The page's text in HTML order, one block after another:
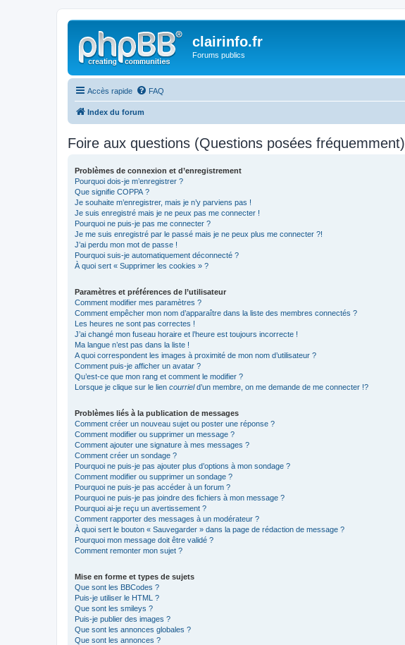
clairinfo.fr
Forums publics
Accès rapide FAQ
Index du forum
Foire aux questions (Questions posées fréquemment)
Problèmes de connexion et d’enregistrement
Pourquoi dois-je m’enregistrer ?
Que signifie COPPA ?
Je souhaite m’enregistrer, mais je n’y parviens pas !
Je suis enregistré mais je ne peux pas me connecter !
Pourquoi ne puis-je pas me connecter ?
Je me suis enregistré par le passé mais je ne peux plus me connecter ?!
J’ai perdu mon mot de passe !
Pourquoi suis-je automatiquement déconnecté ?
À quoi sert « Supprimer les cookies » ?
Paramètres et préférences de l’utilisateur
Comment modifier mes paramètres ?
Comment empêcher mon nom d’apparaître dans la liste des membres connectés ?
Les heures ne sont pas correctes !
J’ai changé mon fuseau horaire et l’heure est toujours incorrecte !
Ma langue n’est pas dans la liste !
A quoi correspondent les images à proximité de mon nom d’utilisateur ?
Comment puis-je afficher un avatar ?
Qu’est-ce que mon rang et comment le modifier ?
Lorsque je clique sur le lien courrield’un membre, on me demande de me connecter !?
Problèmes liés à la publication de messages
Comment créer un nouveau sujet ou poster une réponse ?
Comment modifier ou supprimer un message ?
Comment ajouter une signature à mes messages ?
Comment créer un sondage ?
Pourquoi ne puis-je pas ajouter plus d’options à mon sondage ?
Comment modifier ou supprimer un sondage ?
Pourquoi ne puis-je pas accéder à un forum ?
Pourquoi ne puis-je pas joindre des fichiers à mon message ?
Pourquoi ai-je reçu un avertissement ?
Comment rapporter des messages à un modérateur ?
À quoi sert le bouton « Sauvegarder » dans la page de rédaction de message ?
Pourquoi mon message doit être validé ?
Comment remonter mon sujet ?
Mise en forme et types de sujets
Que sont les BBCodes ?
Puis-je utiliser le HTML ?
Que sont les smileys ?
Puis-je publier des images ?
Que sont les annonces globales ?
Que sont les annonces ?